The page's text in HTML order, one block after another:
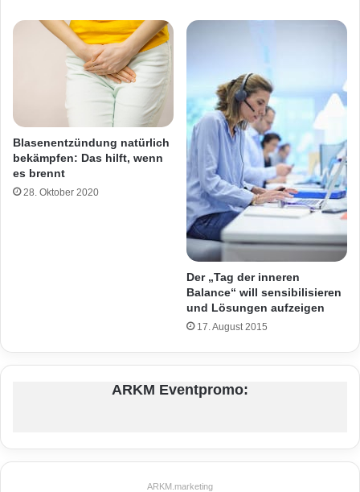
Blasenentzündung natürlich
bekämpfen: Das hilft, wenn
es brennt
28. Oktober 2020
Der „Tag der inneren
Balance“ will sensibilisieren
und Lösungen aufzeigen
17. August 2015
ARKM Eventpromo:
ARKM.marketing